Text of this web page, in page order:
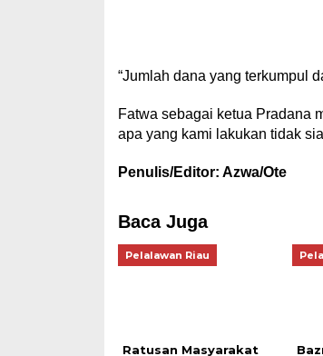
“Jumlah dana yang terkumpul
Fatwa sebagai ketua Pradana
apa yang kami lakukan tidak
Penulis/Editor: Azwa/Ote
Baca Juga
Pelalawan Riau
Ratusan Masyarakat